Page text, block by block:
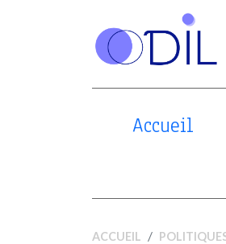
Accueil
ACCUEIL